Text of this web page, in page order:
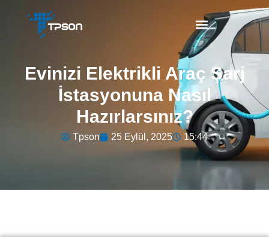
Evinizi Elektrikli Araç Şarj
İstasyonuna Nasıl
Hazırlarsınız?
Tpson 25 Eylül, 2025 15:44